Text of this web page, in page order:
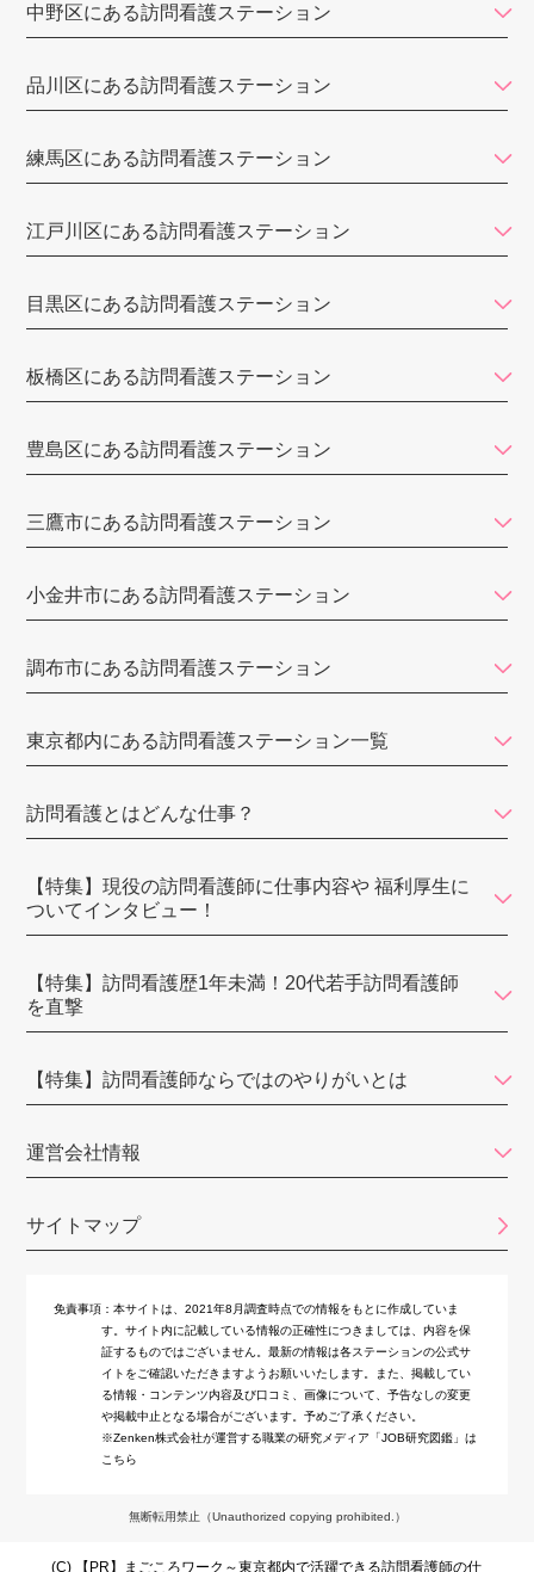
アエルバ訪問看護ステーション
LE在宅・施設 訪問看護・リハビリステーション
ひよこ訪問看護ステーション
まるまる訪問看護ステーション湯島
代々木訪問看護ステーション
訪問看護ステーションみなもと
なごみ訪問看護ステーション
中央リハ訪問看護ステーション
訪問看護ステーションあいゆう
訪問看護ステーションあずき
おうちにかえろう。病院
訪問看護ステーションはなもも
訪問看護リハビリステーションSORA
東京ひかりナースステーション
訪問看護ステーション都葦
zen place（ゼンプレイス）
みかん訪問看護リハビリテーションFASCIA
ソレイユ訪問看護ステーション
星医療酸器 訪問看護リハビリステーション巣鴨
ケアセンター エーデルワイス
マハロ豊洲訪問看護リハビリステーション
中野区にある訪問看護ステーション
品川区にある訪問看護ステーション
練馬区にある訪問看護ステーション
江戸川区にある訪問看護ステーション
目黒区にある訪問看護ステーション
板橋区にある訪問看護ステーション
豊島区にある訪問看護ステーション
三鷹市にある訪問看護ステーション
小金井市にある訪問看護ステーション
調布市にある訪問看護ステーション
東京都内にある訪問看護ステーション一覧
訪問看護とはどんな仕事？
【特集】現役の訪問看護師に仕事内容や 福利厚生に
ついてインタビュー！
【特集】訪問看護歴1年未満！20代若手訪問看護師
を直撃
【特集】訪問看護師ならではのやりがいとは
運営会社情報
サイトマップ
免責事項： 本サイトは、2021年8月調査時点での情報をもとに作成していま
す。サイト内に記載している情報の正確性につきましては、内容を保
証するものではございません。最新の情報は各ステーションの公式サ
イトをご確認いただきますようお願いいたします。また、掲載してい
る情報・コンテンツ内容及び口コミ、画像について、予告なしの変更
や掲載中止となる場合がございます。予めご了承ください。
※Zenken株式会社が運営する職業の研究メディア「JOB研究図鑑」は
こちら
無断転用禁止（Unauthorized copying prohibited.）
(C) まごころワーク～東京都内で活躍できる訪問看護師の仕